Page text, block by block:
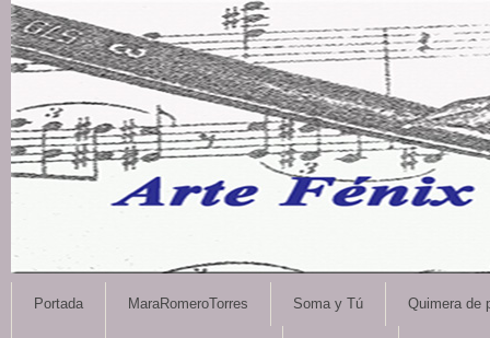
Portada MaraRomeroTorres Soma y Tú Quimera de